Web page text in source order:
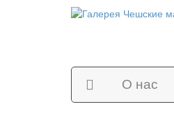
О нас